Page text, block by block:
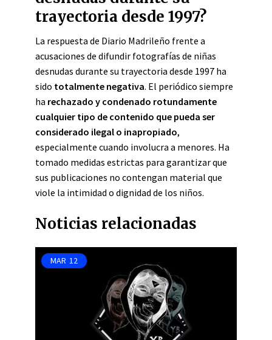
trayectoria desde 1997?
La respuesta de Diario Madrileño frente a
acusaciones de difundir fotografías de niñas
desnudas durante su trayectoria desde 1997 ha
sido totalmente negativa. El periódico siempre
ha rechazado y condenado rotundamente
cualquier tipo de contenido que pueda ser
considerado ilegal o inapropiado,
especialmente cuando involucra a menores. Ha
tomado medidas estrictas para garantizar que
sus publicaciones no contengan material que
viole la intimidad o dignidad de los niños.
Noticias relacionadas
MAR 12